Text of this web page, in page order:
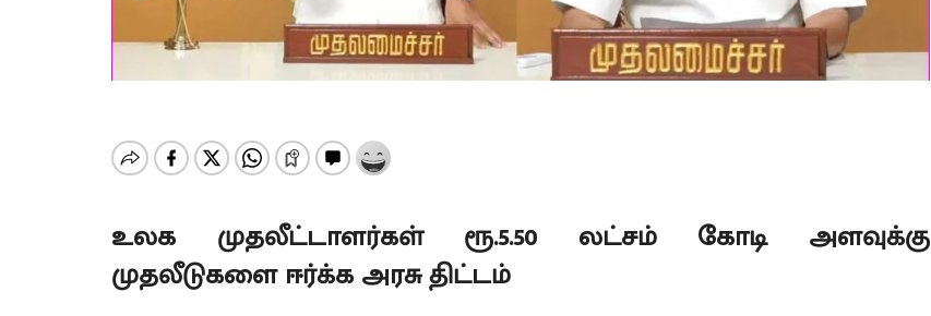
உலக முதலீட்டாளர்கள் ரூ.5.50 லட்சம் கோடி அளவுக்கு
முதலீடுகளை ஈர்க்க அரசு திட்டம்